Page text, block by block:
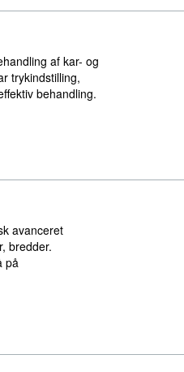
af kar- og
trykindstilling,
behandling.
avanceret
bredder.
på